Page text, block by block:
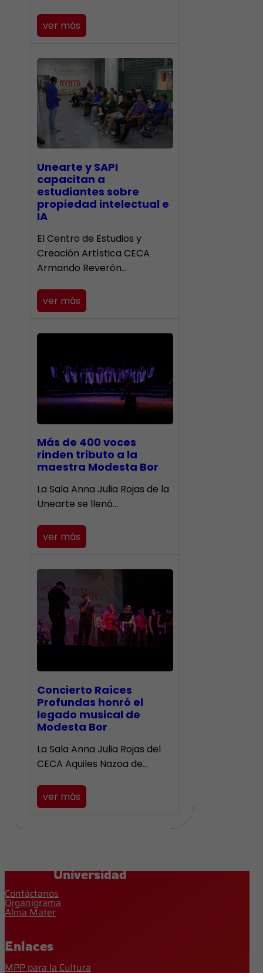
ver más
Unearte y SAPI
capacitan a
estudiantes sobre
propiedad intelectual e
IA
El Centro de Estudios y
Creación Artística CECA
Armando Reverón…
ver más
Más de 400 voces
rinden tributo a la
maestra Modesta Bor
​La Sala Anna Julia Rojas de la
Unearte se llenó…
ver más
​Concierto Raíces
Profundas honró el
legado musical de
Modesta Bor
La Sala Anna Julia Rojas del
CECA Aquiles Nazoa de…
ver más
Universidad
Contáctanos
Organigrama
Alma Mater
Enlaces
MPP para la Cultura